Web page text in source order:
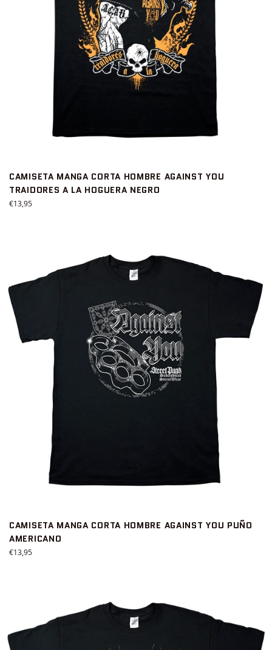
CAMISETA MANGA CORTA HOMBRE AGAINST YOU
TRAIDORES A LA HOGUERA NEGRO
Precio
€13,95
CAMISETA MANGA CORTA HOMBRE AGAINST YOU PUÑO
AMERICANO
Precio
€13,95